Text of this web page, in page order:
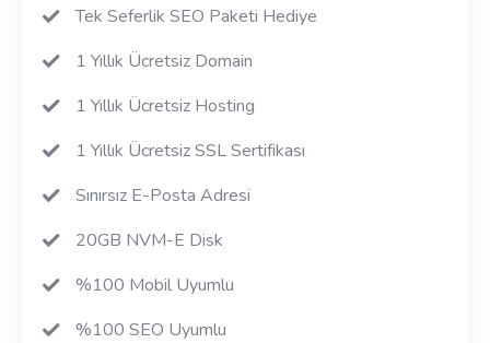
Tek Seferlik SEO Paketi Hediye
1 Yıllık Ücretsiz Domain
1 Yıllık Ücretsiz Hosting
1 Yıllık Ücretsiz SSL Sertifikası
Sınırsız E-Posta Adresi
20GB NVM-E Disk
%100 Mobil Uyumlu
%100 SEO Uyumlu